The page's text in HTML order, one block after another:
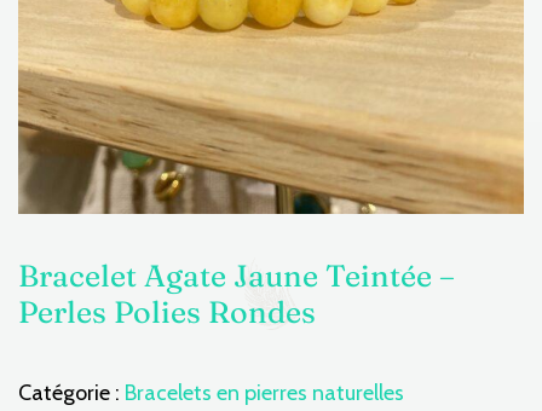
Bracelet Agate Jaune Teintée –
Perles Polies Rondes
Catégorie : Bracelets en pierres naturelles